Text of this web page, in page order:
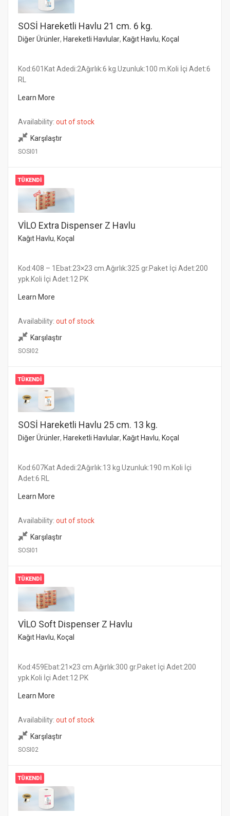
SOSİ Hareketli Havlu 21 cm. 6 kg.
Diğer Ürünler, Hareketli Havlular, Kağıt Havlu, Koçal
Kod:601Kat Adedi:2Ağırlık:6 kg.Uzunluk:100 m.Koli İçi Adet:6
RL
Learn More
Availability: out of stock
Karşılaştır
SOSI01
TÜKENDI
VİLO Extra Dispenser Z Havlu
Kağıt Havlu, Koçal
Kod:408 – 1Ebat:23×23 cm.Ağırlık:325 gr.Paket İçi Adet:200
ypk.Koli İçi Adet:12 PK
Learn More
Availability: out of stock
Karşılaştır
SOSI02
TÜKENDI
SOSİ Hareketli Havlu 25 cm. 13 kg.
Diğer Ürünler, Hareketli Havlular, Kağıt Havlu, Koçal
Kod:607Kat Adedi:2Ağırlık:13 kg.Uzunluk:190 m.Koli İçi
Adet:6 RL
Learn More
Availability: out of stock
Karşılaştır
SOSI01
TÜKENDI
VİLO Soft Dispenser Z Havlu
Kağıt Havlu, Koçal
Kod:459Ebat:21×23 cm.Ağırlık:300 gr.Paket İçi Adet:200
ypk.Koli İçi Adet:12 PK
Learn More
Availability: out of stock
Karşılaştır
SOSI02
TÜKENDI